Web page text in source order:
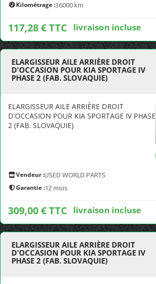
Kilométrage :36000 km
117,28 € TTC livraison incluse
ELARGISSEUR AILE ARRIÈRE DROIT
D'OCCASION POUR KIA SPORTAGE IV
PHASE 2 (FAB. SLOVAQUIE)
ELARGISSEUR AILE ARRIÈRE DROIT
D'OCCASION POUR KIA SPORTAGE IV PHASE
2 (FAB. SLOVAQUIE)
Vendeur :USED WORLD PARTS
Garantie :12 mois
309,00 € TTC livraison incluse
ELARGISSEUR AILE ARRIÈRE DROIT
D'OCCASION POUR KIA SPORTAGE IV
PHASE 2 (FAB. SLOVAQUIE)